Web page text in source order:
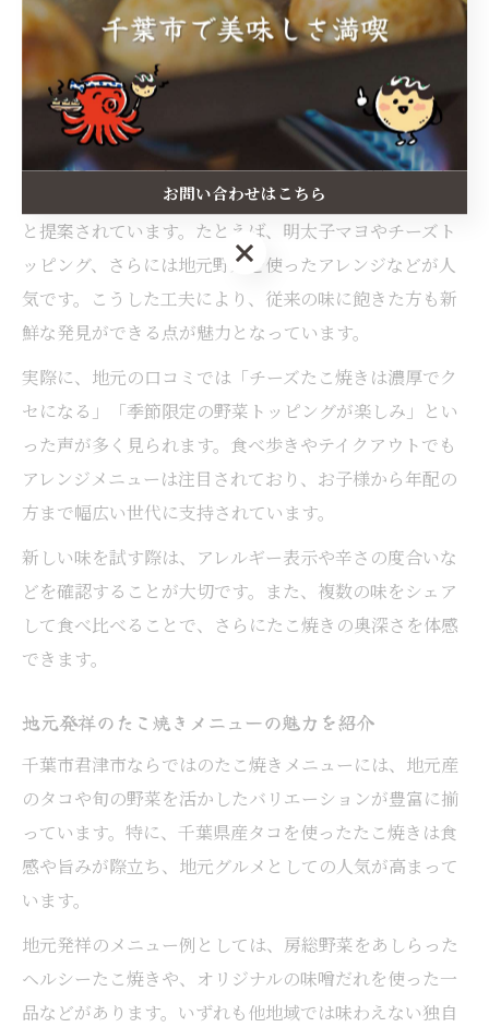
味わい方
たこ焼きの新しい味付けやアレンジを提案
たこ焼きといえば、ソースとマヨネーズが定番ですが、
千葉県千葉市君津市では新しい味付けやアレンジが次々
と提案されています。たとえば、明太子マヨやチーズト
ッピング、さらには地元野菜を使ったアレンジなどが人
気です。こうした工夫により、従来の味に飽きた方も新
鮮な発見ができる点が魅力となっています。
実際に、地元の口コミでは「チーズたこ焼きは濃厚でク
セになる」「季節限定の野菜トッピングが楽しみ」とい
った声が多く見られます。食べ歩きやテイクアウトでも
アレンジメニューは注目されており、お子様から年配の
方まで幅広い世代に支持されています。
新しい味を試す際は、アレルギー表示や辛さの度合いな
どを確認することが大切です。また、複数の味をシェア
して食べ比べることで、さらにたこ焼きの奥深さを体感
できます。
地元発祥のたこ焼きメニューの魅力を紹介
千葉市君津市ならではのたこ焼きメニューには、地元産
のタコや旬の野菜を活かしたバリエーションが豊富に揃
っています。特に、千葉県産タコを使ったたこ焼きは食
感や旨みが際立ち、地元グルメとしての人気が高まって
います。
地元発祥のメニュー例としては、房総野菜をあしらった
ヘルシーたこ焼きや、オリジナルの味噌だれを使った一
品などがあります。いずれも他地域では味わえない独自
お問い合わせはこちら
お問い合わせはこちら